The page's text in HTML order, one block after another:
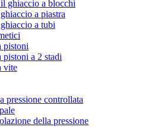
ghiaccio a blocchi
a piastra
a tubi
pistoni
pistoni a 2 stadi
vite
pressione controllata
della pressione